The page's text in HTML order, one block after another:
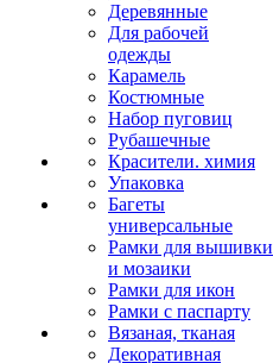
Деревянные
Для рабочей
одежды
Карамель
Костюмные
Набор пуговиц
Рубашечные
Красители. химия
Упаковка
Багеты
универсальные
Рамки для вышивки
и мозаики
Рамки для икон
Рамки с паспарту
Вязаная, тканая
Декоративная